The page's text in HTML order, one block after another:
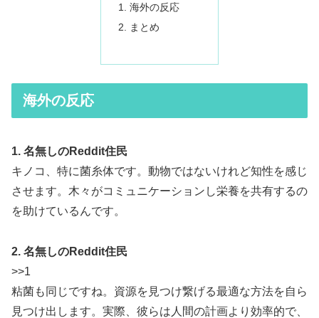
海外の反応
まとめ
海外の反応
1. 名無しのReddit住民
キノコ、特に菌糸体です。動物ではないけれど知性を感じ
させます。木々がコミュニケーションし栄養を共有するの
を助けているんです。
2. 名無しのReddit住民
>>1
粘菌も同じですね。資源を見つけ繋げる最適な方法を自ら
見つけ出します。実際、彼らは人間の計画より効率的で、